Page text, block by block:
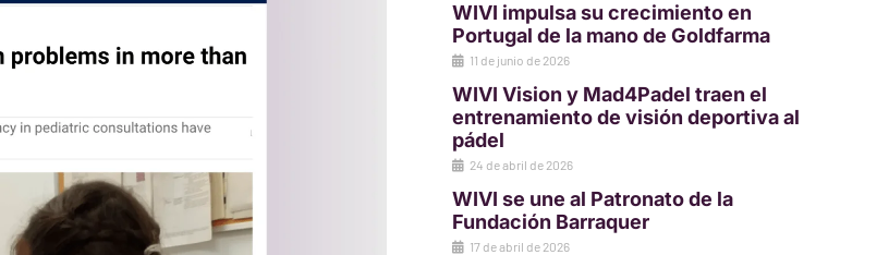
WIVI impulsa su crecimiento en
Portugal de la mano de Goldfarma
11 de junio de 2026
WIVI Vision y Mad4Padel traen el
entrenamiento de visión deportiva al
pádel
24 de abril de 2026
WIVI se une al Patronato de la
Fundación Barraquer
17 de abril de 2026